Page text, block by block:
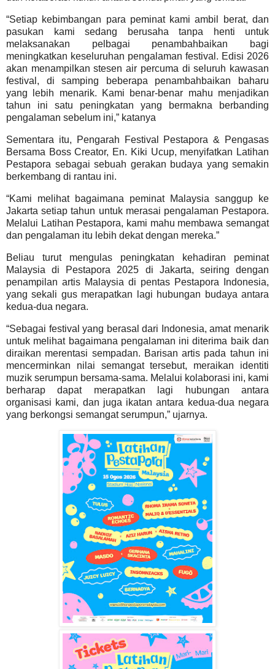
“Setiap kebimbangan para peminat kami ambil berat, dan
pasukan kami sedang berusaha tanpa henti untuk
melaksanakan pelbagai penambahbaikan bagi
meningkatkan keseluruhan pengalaman festival. Edisi 2026
akan menampilkan stesen air percuma di seluruh kawasan
festival, di samping beberapa penambahbaikan baharu
yang lebih menarik. Kami benar-benar mahu menjadikan
tahun ini satu peningkatan yang bermakna berbanding
pengalaman sebelum ini,” katanya
Sementara itu, Pengarah Festival Pestapora & Pengasas
Bersama Boss Creator, En. Kiki Ucup, menyifatkan Latihan
Pestapora sebagai sebuah gerakan budaya yang semakin
berkembang di rantau ini.
“Kami melihat bagaimana peminat Malaysia sanggup ke
Jakarta setiap tahun untuk merasai pengalaman Pestapora.
Melalui Latihan Pestapora, kami mahu membawa semangat
dan pengalaman itu lebih dekat dengan mereka.”
Beliau turut mengulas peningkatan kehadiran peminat
Malaysia di Pestapora 2025 di Jakarta, seiring dengan
penampilan artis Malaysia di pentas Pestapora Indonesia,
yang sekali gus merapatkan lagi hubungan budaya antara
kedua-dua negara.
“Sebagai festival yang berasal dari Indonesia, amat menarik
untuk melihat bagaimana pengalaman ini diterima baik dan
diraikan merentasi sempadan. Barisan artis pada tahun ini
mencerminkan nilai semangat tersebut, meraikan identiti
muzik serumpun bersama-sama. Melalui kolaborasi ini, kami
berharap dapat merapatkan lagi hubungan antara
organisasi kami, dan juga ikatan antara kedua-dua negara
yang berkongsi semangat serumpun,” ujarnya.